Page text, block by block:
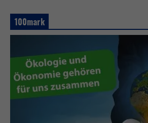
100mark